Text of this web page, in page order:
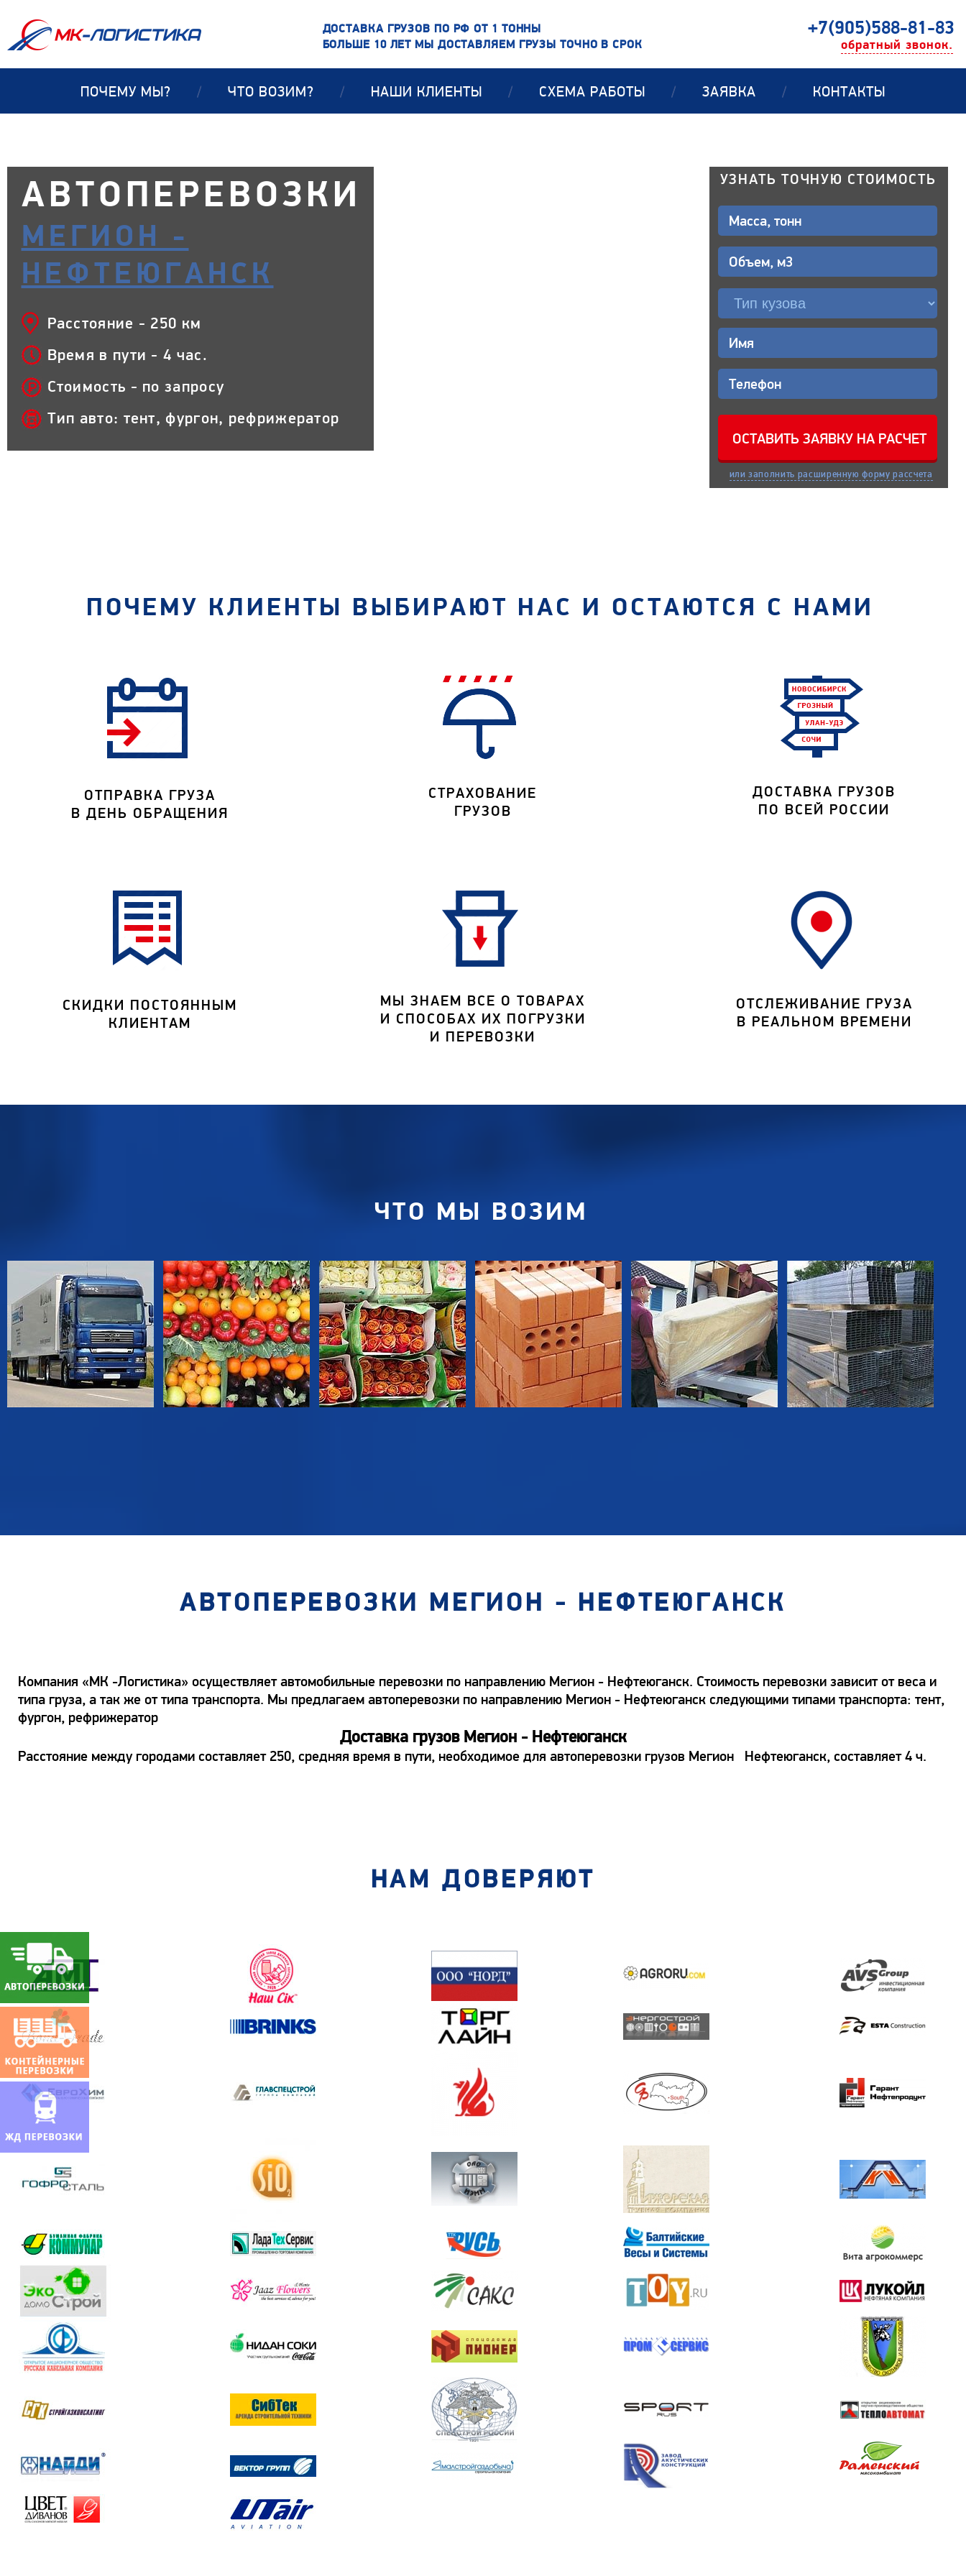
ДОСТАВКА ГРУЗОВ ПО РФ ОТ 1 ТОННЫ
БОЛЬШЕ 10 ЛЕТ МЫ ДОСТАВЛЯЕМ ГРУЗЫ ТОЧНО В СРОК
+7(905)588-81-83
обратный звонок.
ПОЧЕМУ МЫ? / ЧТО ВОЗИМ? / НАШИ КЛИЕНТЫ / СХЕМА РАБОТЫ / ЗАЯВКА / КОНТАКТЫ
АВТОПЕРЕВОЗКИ
МЕГИОН -
НЕФТЕЮГАНСК
Расстояние - 250 км
Время в пути - 4 час.
Стоимость - по запросу
Тип авто: тент, фургон, рефрижератор
УЗНАТЬ ТОЧНУЮ СТОИМОСТЬ
или заполнить расширенную форму рассчета
ПОЧЕМУ КЛИЕНТЫ ВЫБИРАЮТ НАС И ОСТАЮТСЯ С НАМИ
ОТПРАВКА ГРУЗА
В ДЕНЬ ОБРАЩЕНИЯ
СТРАХОВАНИЕ
ГРУЗОВ
ДОСТАВКА ГРУЗОВ
ПО ВСЕЙ РОССИИ
СКИДКИ ПОСТОЯННЫМ
КЛИЕНТАМ
МЫ ЗНАЕМ ВСЕ О ТОВАРАХ
И СПОСОБАХ ИХ ПОГРУЗКИ
И ПЕРЕВОЗКИ
ОТСЛЕЖИВАНИЕ ГРУЗА
В РЕАЛЬНОМ ВРЕМЕНИ
ЧТО МЫ ВОЗИМ
АВТОПЕРЕВОЗКИ МЕГИОН - НЕФТЕЮГАНСК
Компания «МК -Логистика» осуществляет автомобильные перевозки по направлению Мегион - Нефтеюганск. Стоимость перевозки зависит от веса и
типа груза, а так же от типа транспорта. Мы предлагаем автоперевозки по направлению Мегион - Нефтеюганск следующими типами транспорта: тент,
фургон, рефрижератор
Доставка грузов Мегион - Нефтеюганск
Расстояние между городами составляет 250, средняя время в пути, необходимое для автоперевозки грузов Мегион Нефтеюганск, составляет 4 ч.
НАМ ДОВЕРЯЮТ